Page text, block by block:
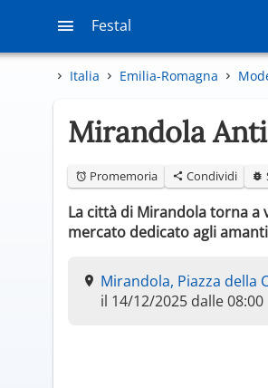
Festal
Italia Emilia-Romagna
Mirandola
Promemoria Condividi
La città di Mirandola torna
mercato dedicato agli
Mirandola, Piazza della
il 14/12/2025 dalle 08:00